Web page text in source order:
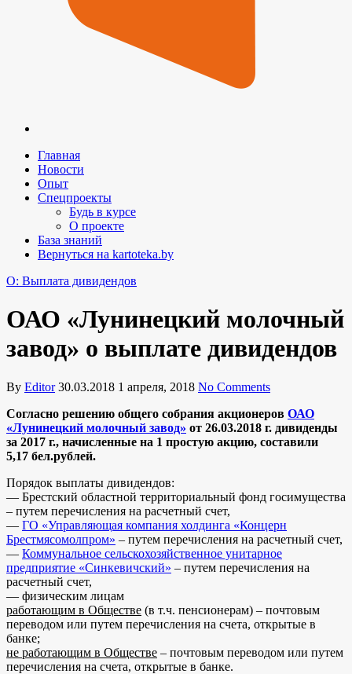
Главная
Новости
Опыт
Спецпроекты
Будь в курсе
О проекте
База знаний
Вернуться на kartoteka.by
O: Выплата дивидендов
ОАО «Лунинецкий молочный
завод» о выплате дивидендов
By Editor 30.03.2018 1 апреля, 2018 No Comments
Согласно решению общего собрания акционеров ОАО
«Лунинецкий молочный завод» от 26.03.2018 г. дивиденды
за 2017 г., начисленные на 1 простую акцию, составили
5,17 бел.рублей.
Порядок выплаты дивидендов:
— Брестский областной территориальный фонд госимущества
– путем перечисления на расчетный счет,
— ГО «Управляющая компания холдинга «Концерн
Брестмясомолпром» – путем перечисления на расчетный счет,
— Коммунальное сельскохозяйственное унитарное
предприятие «Синкевичский» – путем перечисления на
расчетный счет,
— физическим лицам
работающим в Обществе (в т.ч. пенсионерам) – почтовым
переводом или путем перечисления на счета, открытые в
банке;
не работающим в Обществе – почтовым переводом или путем
перечисления на счета, открытые в банке.